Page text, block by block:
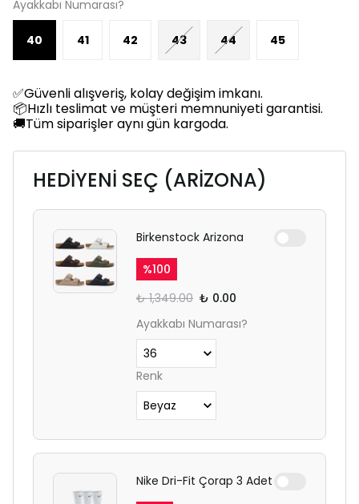
Ayakkabı Numarası?
40 41 42 43 44 45
✅Güvenli alışveriş, kolay değişim imkanı.
📦Hızlı teslimat ve müşteri memnuniyeti garantisi.
🚚Tüm siparişler aynı gün kargoda.
HEDİYENİ SEÇ (ARİZONA)
Birkenstock Arizona
%100
₺ 1,349.00 ₺ 0.00
Ayakkabı Numarası?
Renk
Nike Dri-Fit Çorap 3 Adet